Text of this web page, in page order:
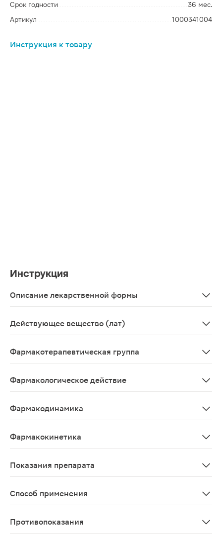
Срок годности
36 мес.
Артикул
1000341004
Инструкция к товару
Инструкция
Описание лекарственной формы
Действующее вещество (лат)
Фармакотерапевтическая группа
Фармакологическое действие
Фармакодинамика
Фармакокинетика
Показания препарата
Способ применения
Противопоказания